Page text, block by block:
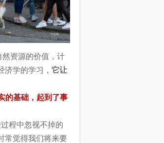
然资源的价值，计
学的学习， 它让
的基础，起到了事
程中忽视不掉的
常觉得我们将来要